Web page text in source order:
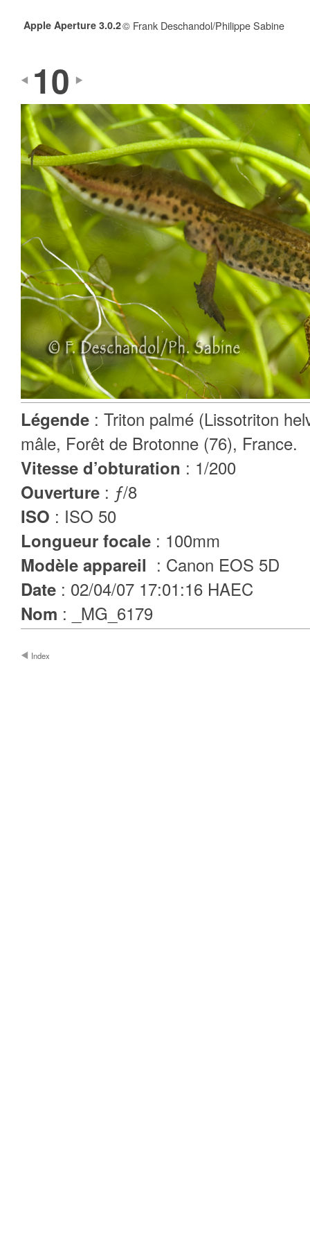
Apple Aperture 3.0.2© Frank Deschandol/Philippe Sabine
10
Légende : Triton palmé (Lissotriton
mâle, Forêt de Brotonne (76), France.
Vitesse d’obturation : 1/200
Ouverture : ƒ/8
ISO : ISO 50
Longueur focale : 100mm
Modèle appareil : Canon EOS 5D
Date : 02/04/07 17:01:16 HAEC
Nom : _MG_6179
Index